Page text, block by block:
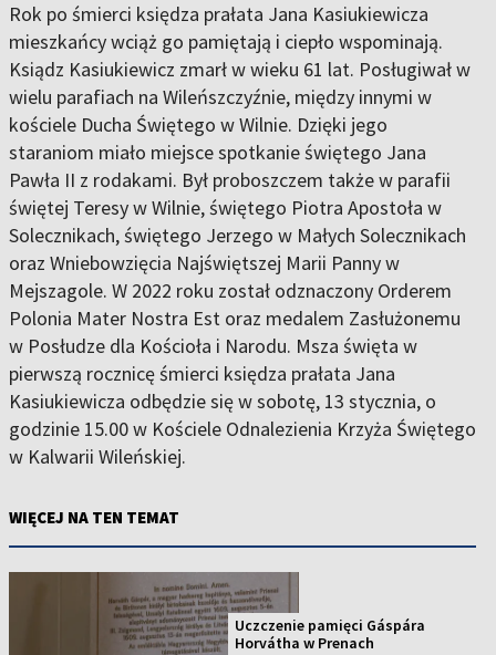
Rok po śmierci księdza prałata Jana Kasiukiewicza
mieszkańcy wciąż go pamiętają i ciepło wspominają.
Ksiądz Kasiukiewicz zmarł w wieku 61 lat. Posługiwał w
wielu parafiach na Wileńszczyźnie, między innymi w
kościele Ducha Świętego w Wilnie. Dzięki jego
staraniom miało miejsce spotkanie świętego Jana
Pawła II z rodakami. Był proboszczem także w parafii
świętej Teresy w Wilnie, świętego Piotra Apostoła w
Solecznikach, świętego Jerzego w Małych Solecznikach
oraz Wniebowzięcia Najświętszej Marii Panny w
Mejszagole. W 2022 roku został odznaczony Orderem
Polonia Mater Nostra Est oraz medalem Zasłużonemu
w Posłudze dla Kościoła i Narodu. Msza święta w
pierwszą rocznicę śmierci księdza prałata Jana
Kasiukiewicza odbędzie się w sobotę, 13 stycznia, o
godzinie 15.00 w Kościele Odnalezienia Krzyża Świętego
w Kalwarii Wileńskiej.
WIĘCEJ NA TEN TEMAT
Uczczenie pamięci Gáspára
Horvátha w Prenach